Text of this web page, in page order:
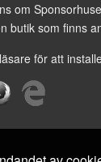
om
butik som finns
för att